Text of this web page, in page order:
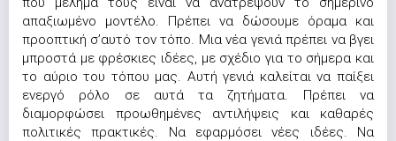
απαξιωμένο μοντέλο. Πρέπει να δώσουμε όραμα και
προοπτική σ’αυτό τον τόπο. Μια νέα γενιά πρέπει να βγει
μπροστά με φρέσκιες ιδέες, με σχέδιο για το σήμερα και
το αύριο του τόπου μας. Αυτή γενιά καλείται να παίξει
ενεργό ρόλο σε αυτά τα ζητήματα. Πρέπει να
διαμορφώσει προωθημένες αντιλήψεις και καθαρές
πολιτικές πρακτικές. Να εφαρμόσει νέες ιδέες. Να